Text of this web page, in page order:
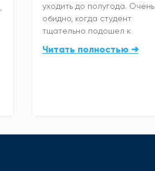
уходить до полугода. Очень
обидно, когда студент
тщательно подошел к
Читать полностью ➜